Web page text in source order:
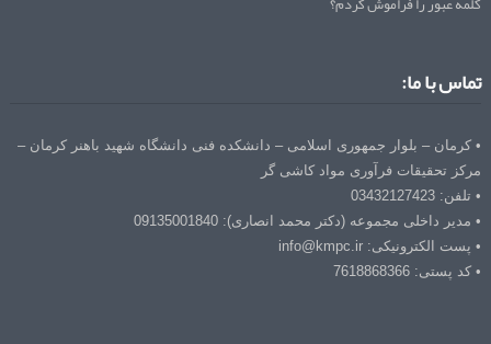
تماس با ما:
• کرمان – بلوار جمهوری اسلامی – دانشکده فنی دانشگاه شهید باهنر کرمان –
مرکز تحقیقات فرآوری مواد کاشی گر
• تلفن: 03432127423
• مدیر داخلی مجموعه (دکتر محمد انصاری): 09135001840